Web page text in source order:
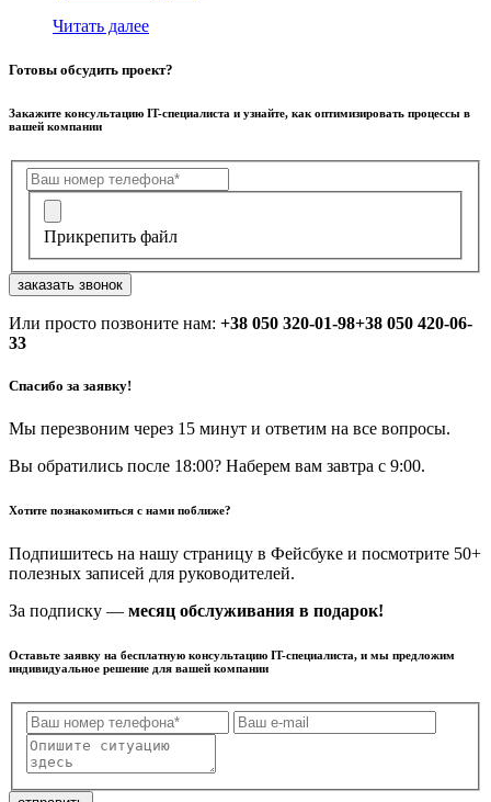
Читать далее
Готовы обсудить проект?
Закажите консультацию IT-специалиста и узнайте, как оптимизировать процессы в
вашей компании
Прикрепить файл
заказать звонок
Или просто позвоните нам: +38 050 320-01-98+38 050 420-06-
33
Спасибо за заявку!
Мы перезвоним через 15 минут и ответим на все вопросы.
Вы обратились после 18:00? Наберем вам завтра с 9:00.
Хотите познакомиться с нами поближе?
Подпишитесь на нашу страницу в Фейсбуке и посмотрите 50+
полезных записей для руководителей.
За подписку — месяц обслуживания в подарок!
Оставьте заявку на бесплатную консультацию IT-специалиста, и мы предложим
индивидуальное решение для вашей компании